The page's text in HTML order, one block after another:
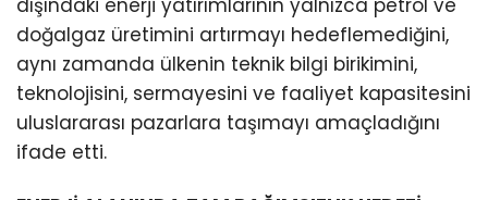
doğalgaz üretimini artırmayı hedeflemediğini,
aynı zamanda ülkenin teknik bilgi birikimini,
teknolojisini, sermayesini ve faaliyet kapasitesini
uluslararası pazarlara taşımayı amaçladığını
ifade etti.